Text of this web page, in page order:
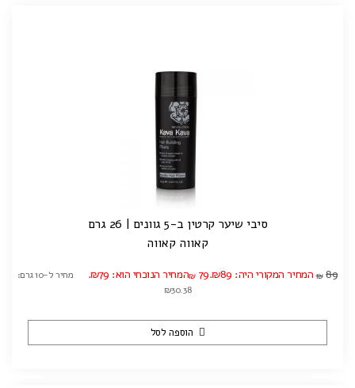
סיבי שיער קרטין ב-5 גוונים | 26 גרם
קאווה קאווה
₪ 89 המחיר המקורי היה: ₪89. ₪ 79 המחיר הנוכחי הוא: ₪79.
מחיר ל-10 גרם:
₪30.38
הוספה לסל